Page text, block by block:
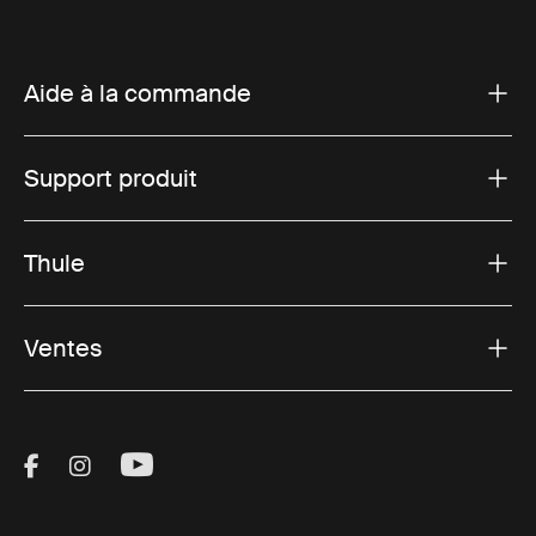
Aide à la commande
Support produit
Thule
Ventes
Visit Thule on Facebook (external link)
Visit Thule on Instagram (external link)
Visit Thule on Youtube (external